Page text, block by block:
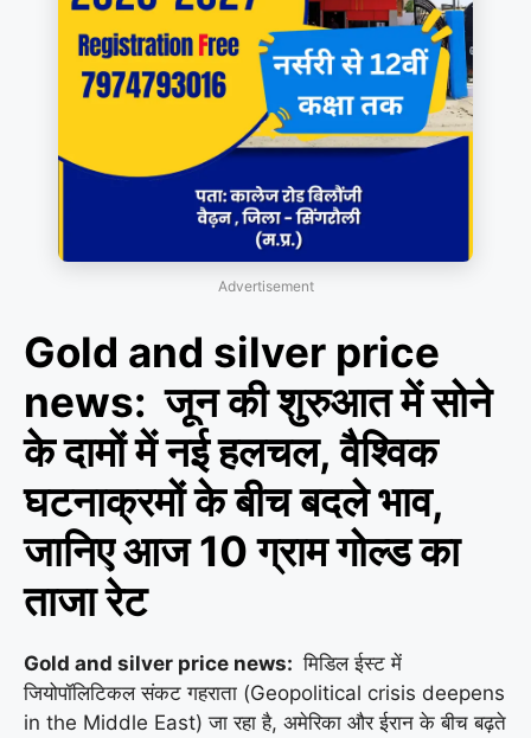
Advertisement
Gold and silver price
news: जून की शुरुआत में सोने
के दामों में नई हलचल, वैश्विक
घटनाक्रमों के बीच बदले भाव,
जानिए आज 10 ग्राम गोल्ड का
ताजा रेट
Gold and silver price news: मिडिल ईस्ट में
जियोपॉलिटिकल संकट गहराता (Geopolitical crisis deepens
in the Middle East) जा रहा है, अमेरिका और ईरान के बीच बढ़ते